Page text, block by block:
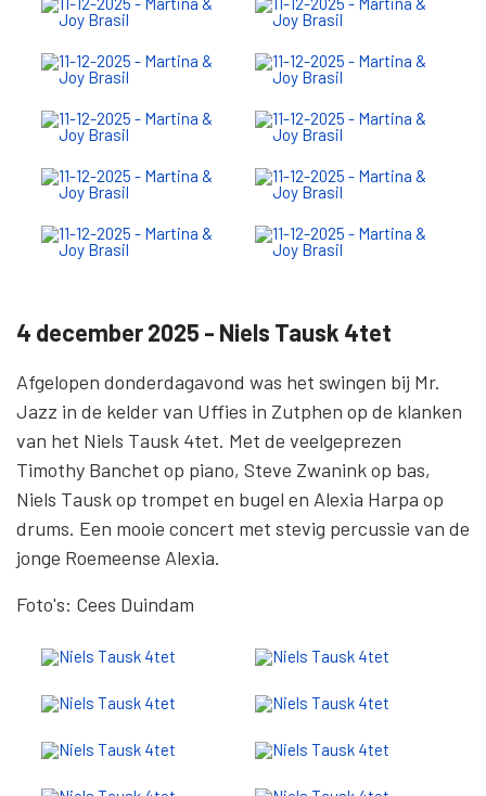
Martina, Joy & Aloar een Braziliaanse trio liet
weer genieten van de zwoele klanken van de samba en
Het trio bestaat uit de zangeres Martina Effy
Bergonzoni, gitarist Joy Goh en percussionist Alaor
Soares. Een prachtig concert.